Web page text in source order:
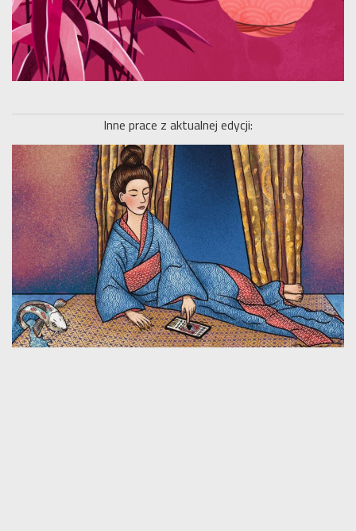
Inne prace z aktualnej edycji: